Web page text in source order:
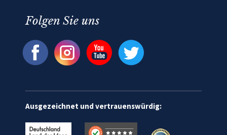
Folgen Sie uns
Ausgezeichnet und vertrauenswürdig: